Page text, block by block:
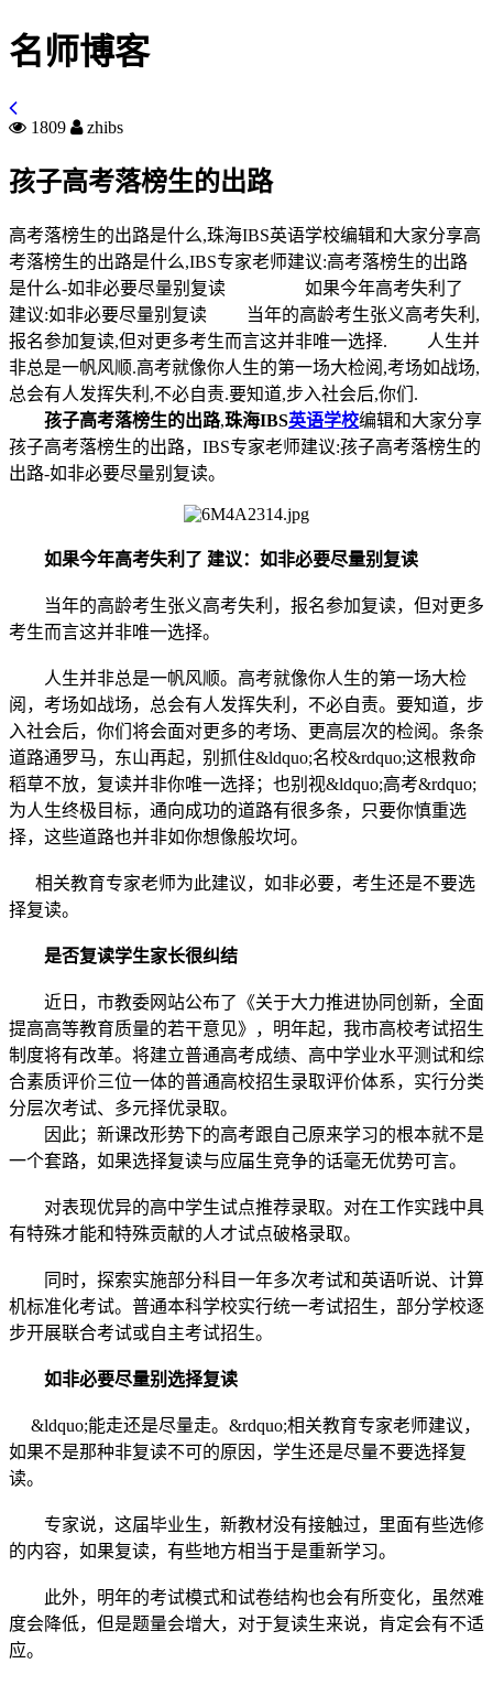
名师博客
1809 zhibs
孩子高考落榜生的出路
高考落榜生的出路是什么,珠海IBS英语学校编辑和大家分享高
考落榜生的出路是什么,IBS专家老师建议:高考落榜生的出路
是什么-如非必要尽量别复读 如果今年高考失利了
建议:如非必要尽量别复读 当年的高龄考生张义高考失利,
报名参加复读,但对更多考生而言这并非唯一选择. 人生并
非总是一帆风顺.高考就像你人生的第一场大检阅,考场如战场,
总会有人发挥失利,不必自责.要知道,步入社会后,你们.
孩子高考落榜生的出路,珠海IBS英语学校编辑和大家分享
孩子高考落榜生的出路，IBS专家老师建议:孩子高考落榜生的
出路-如非必要尽量别复读。
如果今年高考失利了 建议：如非必要尽量别复读
当年的高龄考生张义高考失利，报名参加复读，但对更多
考生而言这并非唯一选择。
人生并非总是一帆风顺。高考就像你人生的第一场大检
阅，考场如战场，总会有人发挥失利，不必自责。要知道，步
入社会后，你们将会面对更多的考场、更高层次的检阅。条条
道路通罗马，东山再起，别抓住&ldquo;名校&rdquo;这根救命
稻草不放，复读并非你唯一选择；也别视&ldquo;高考&rdquo;
为人生终极目标，通向成功的道路有很多条，只要你慎重选
择，这些道路也并非如你想像般坎坷。
相关教育专家老师为此建议，如非必要，考生还是不要选
择复读。
是否复读学生家长很纠结
近日，市教委网站公布了《关于大力推进协同创新，全面
提高高等教育质量的若干意见》，明年起，我市高校考试招生
制度将有改革。将建立普通高考成绩、高中学业水平测试和综
合素质评价三位一体的普通高校招生录取评价体系，实行分类
分层次考试、多元择优录取。
因此；新课改形势下的高考跟自己原来学习的根本就不是
一个套路，如果选择复读与应届生竞争的话毫无优势可言。
对表现优异的高中学生试点推荐录取。对在工作实践中具
有特殊才能和特殊贡献的人才试点破格录取。
同时，探索实施部分科目一年多次考试和英语听说、计算
机标准化考试。普通本科学校实行统一考试招生，部分学校逐
步开展联合考试或自主考试招生。
如非必要尽量别选择复读
&ldquo;能走还是尽量走。&rdquo;相关教育专家老师建议，
如果不是那种非复读不可的原因，学生还是尽量不要选择复
读。
专家说，这届毕业生，新教材没有接触过，里面有些选修
的内容，如果复读，有些地方相当于是重新学习。
此外，明年的考试模式和试卷结构也会有所变化，虽然难
度会降低，但是题量会增大，对于复读生来说，肯定会有不适
应。